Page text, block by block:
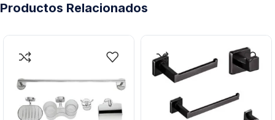
Productos Relacionados